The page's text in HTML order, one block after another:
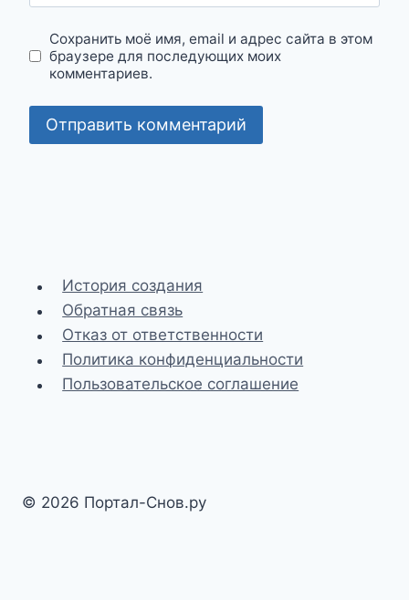
Сохранить моё имя, email и адрес сайта в этом
браузере для последующих моих
комментариев.
История создания
Обратная связь
Отказ от ответственности
Политика конфиденциальности
Пользовательское соглашение
© 2026 Портал-Снов.ру